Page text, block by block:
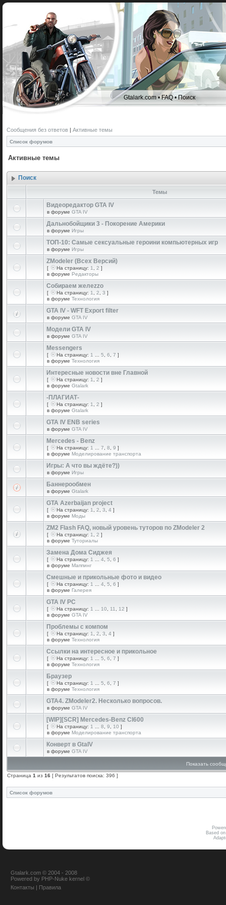
Gtalark.com •FAQ•Поиск
Сообщения без ответов | Активные темы
Список форумов
Активные темы
Поиск
Темы
Видеоредактор GTA IV
в форуме GTA IV
Дальнобойщики 3 - Покорение Америки
в форуме Игры
ТОП-10: Самые сексуальные героини компьютерных игр
в форуме Игры
ZModeler (Всех Версий)
[ На страницу: 1 2 ]
в форуме Редакторы
Собираем желеzzо
[ На страницу: 1 2 3 ]
в форуме Технология
GTA IV - WFT Export filter
в форуме GTA IV
Модели GTA IV
в форуме GTA IV
Messengers
[ На страницу: 1 5 6 7 ]
в форуме Технология
Интересные новости вне Главной
[ На страницу: 1 2 ]
в форуме Gtalark
-ПЛАГИАТ-
[ На страницу: 1 2 ]
в форуме Gtalark
GTA IV ENB series
в форуме GTA IV
Mercedes - Benz
[ На страницу: 1 7 8 9 ]
в форуме Моделирование транспорта
Игры: А что вы ждёте?))
в форуме Игры
Баннерообмен
в форуме Gtalark
GTA Azerbaijan project
[ На страницу: 1 2 3 4 ]
в форуме Моды
ZM2 Flash FAQ, новый уровень туторов по ZModeler 2
[ На страницу: 1 2 ]
в форуме Туториалы
Замена Дома Сиджея
[ На страницу: 1 4 5 6 ]
в форуме Маппинг
Смешные и прикольные фото и видео
[ На страницу: 1 4 5 6 ]
в форуме Галерея
GTA IV PC
[ На страницу: 1 10 11 12 ]
в форуме GTA IV
Проблемы с компом
[ На страницу: 1 2 3 4 ]
в форуме Технология
Ссылки на интересное и прикольное
[ На страницу: 1 5 6 7 ]
в форуме Технология
Браузер
[ На страницу: 1 5 6 7 ]
в форуме Технология
GTA4. ZModeler2. Несколько вопросов.
в форуме GTA IV
[WIP][SCR] Mercedes-Benz Cl600
[ На страницу: 1 8 9 10 ]
в форуме Моделирование транспорта
Конверт в GtaIV
в форуме GTA IV
Показать
Страница 1 из 16 [ Результатов поиска: 396 ]
Список форумов
Based
Gtalark.com © 2004 - 2008
Powered by PHP-Nuke kernel ©
Контакты | Правила